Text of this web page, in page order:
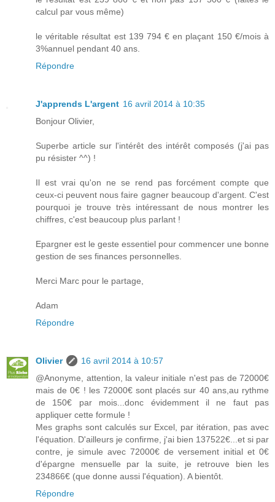
calcul par vous même)
le véritable résultat est 139 794 € en plaçant 150 €/mois à
3%annuel pendant 40 ans.
Répondre
J'apprends L'argent 16 avril 2014 à 10:35
Bonjour Olivier,
Superbe article sur l'intérêt des intérêt composés (j'ai pas
pu résister ^^) !
Il est vrai qu'on ne se rend pas forcément compte que
ceux-ci peuvent nous faire gagner beaucoup d'argent. C'est
pourquoi je trouve très intéressant de nous montrer les
chiffres, c'est beaucoup plus parlant !
Epargner est le geste essentiel pour commencer une bonne
gestion de ses finances personnelles.
Merci Marc pour le partage,
Adam
Répondre
Olivier
16 avril 2014 à 10:57
@Anonyme, attention, la valeur initiale n'est pas de 72000€
mais de 0€ ! les 72000€ sont placés sur 40 ans,au rythme
de 150€ par mois...donc évidemment il ne faut pas
appliquer cette formule !
Mes graphs sont calculés sur Excel, par itération, pas avec
l'équation. D'ailleurs je confirme, j'ai bien 137522€...et si par
contre, je simule avec 72000€ de versement initial et 0€
d'épargne mensuelle par la suite, je retrouve bien les
234866€ (que donne aussi l'équation). A bientôt.
Répondre